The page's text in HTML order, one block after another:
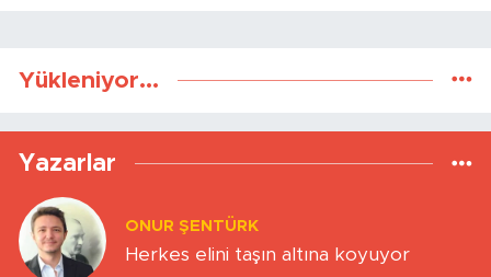
Yükleniyor...
Yazarlar
ONUR ŞENTÜRK
Herkes elini taşın altına koyuyor